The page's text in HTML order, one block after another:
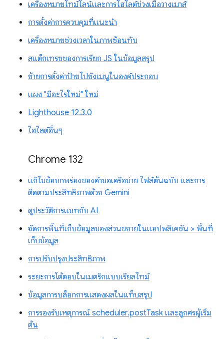
เครื่องหมายไทม์ไลน์และการไฮไลต์ช่วงเมื่อวางเมาส์
การตั้งค่าการควบคุมที่แนะนำ
เครื่องหมายช่วงเวลาในภาพซ้อนทับ
สแต็กเทรซของการเรียก JS ในข้อมูลสรุป
ย้ายการตั้งค่าป้ายไปยังเมนูในองค์ประกอบ
แผง "มีอะไรใหม่" ใหม่
Lighthouse 12.3.0
ไฮไลต์อื่นๆ
Chrome 132
แก้ไขข้อบกพร่องของคำขอเครือข่าย ไฟล์ต้นฉบับ และการ
ติดตามประสิทธิภาพด้วย Gemini
ดูประวัติการแชทกับ AI
จัดการพื้นที่เก็บข้อมูลของส่วนขยายในแอปพลิเคชัน > พื้นที่
เก็บข้อมูล
การปรับปรุงประสิทธิภาพ
ระยะการโต้ตอบในเมตริกแบบเรียลไทม์
ข้อมูลการบล็อกการแสดงผลในแท็บสรุป
การรองรับเหตุการณ์ scheduler.postTask และลูกศรผู้เริ่ม
ต้น